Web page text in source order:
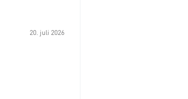
20. juli 2026